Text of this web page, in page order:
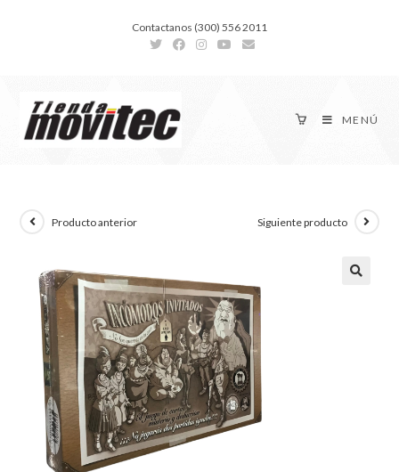
Contactanos (300) 556 2011
MENÚ
Producto anterior Siguiente producto